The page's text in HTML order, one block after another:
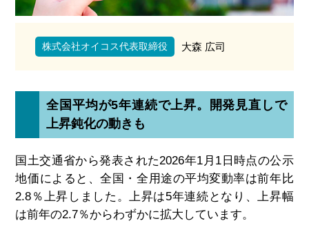
株式会社オイコス代表取締役 大森 広司
全国平均が5年連続で上昇。開発見直しで
上昇鈍化の動きも
国土交通省から発表された2026年1月1日時点の公示
地価によると、全国・全用途の平均変動率は前年比
2.8％上昇しました。上昇は5年連続となり、上昇幅
は前年の2.7％からわずかに拡大しています。